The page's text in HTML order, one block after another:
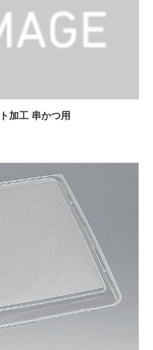
加工 串かつ用